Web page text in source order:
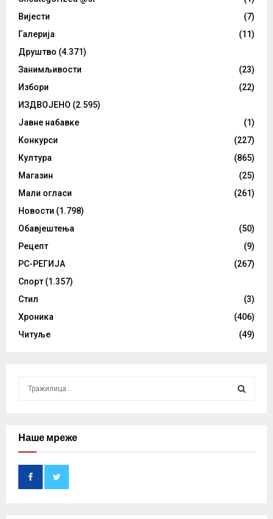
Вијести
(7)
Галерија
(11)
Друштво (4.371)
Занимљивости
(23)
Избори
(22)
ИЗДВОЈЕНО (2.595)
Јавне набавке
(1)
Конкурси
(227)
Култура
(865)
Магазин
(25)
Мали огласи
(261)
Новости (1.798)
Обавјештења
(50)
Рецепт
(9)
РС-РЕГИЈА
(267)
Спорт (1.357)
Стил
(3)
Хроника
(406)
Читуље
(49)
cНаше мреже